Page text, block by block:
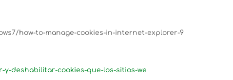
how-to-manage-cookies-in-internet-explorer-9
deshabilitar-cookies-que-los-sitios-we